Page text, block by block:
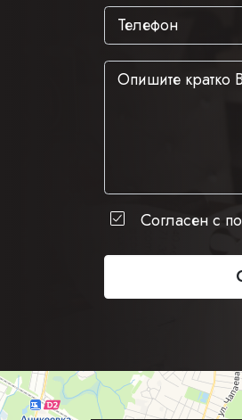
Согласен с